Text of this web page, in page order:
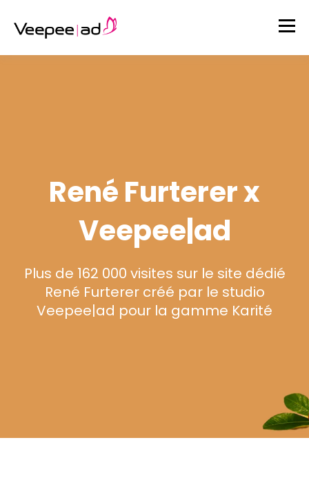
René Furterer x
Veepee|ad
Plus de 162 000 visites sur le site dédié
René Furterer créé par le studio
Veepee|ad pour la gamme Karité